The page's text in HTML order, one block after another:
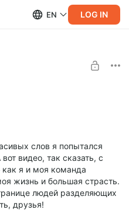
EN LOG IN
слов я попытался
видео, так сказать, с
как я и моя команда
жизнь и большая страсть.
людей разделяющих
друзья!